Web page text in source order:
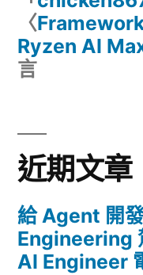
〈
Ryzen AI
言
近期文章
給 Agent 開
Engineering
AI Engineer